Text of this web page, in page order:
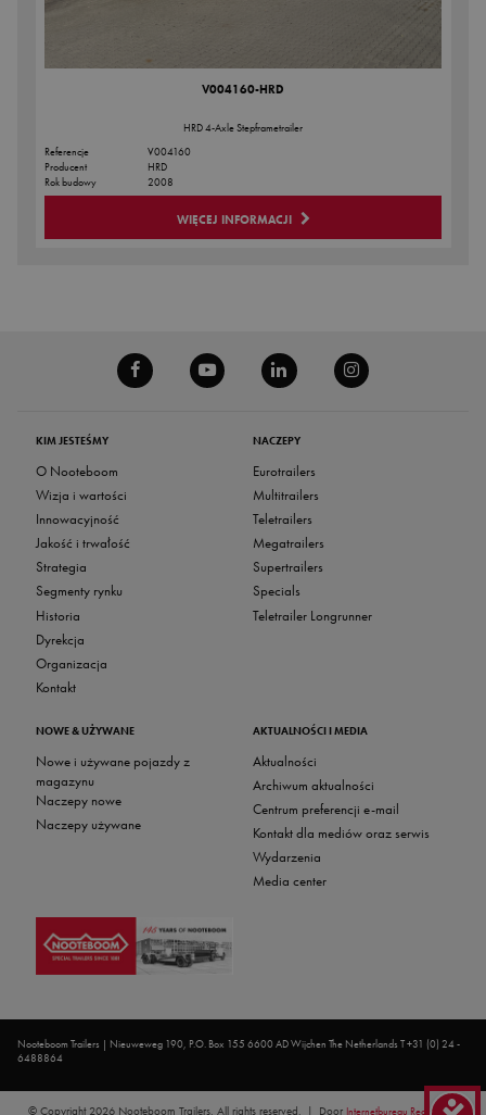
V004160-HRD
HRD 4-Axle Stepframetrailer
Referencje
V004160
Producent
HRD
Rok budowy
2008
WIĘCEJ INFORMACJI
KIM JESTEŚMY
O Nooteboom
Wizja i wartości
Innowacyjność
Jakość i trwałość
Strategia
Segmenty rynku
Historia
Dyrekcja
Organizacja
Kontakt
NACZEPY
Eurotrailers
Multitrailers
Teletrailers
Megatrailers
Supertrailers
Specials
Teletrailer Longrunner
NOWE & UŻYWANE
Nowe i używane pojazdy z
magazynu
Naczepy nowe
Naczepy używane
AKTUALNOŚCI I MEDIA
Aktualności
Archiwum aktualności
Centrum preferencji e-mail
Kontakt dla mediów oraz serwis
Wydarzenia
Media center
Nooteboom Trailers | Nieuweweg 190, P.O. Box 155 6600 AD Wijchen The Netherlands T +31 (0) 24 -
6488864
© Copyright 2026 Nooteboom Trailers. All rights reserved. Door Internetbureau Redkiwi